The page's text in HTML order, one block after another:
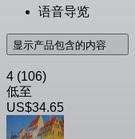
语音导览
显示产品包含的内容
4 (106)
低至
US$34.65